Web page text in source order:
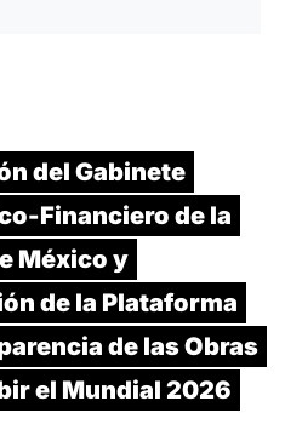
del Gabinete
Financiero de la
México y
de la Plataforma
de las Obras
el Mundial 2026